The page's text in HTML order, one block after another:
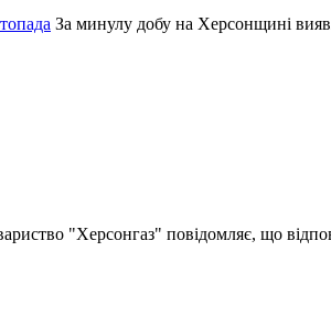
За минулу добу на Херсонщині
"Херсонгаз" повідомляє, що